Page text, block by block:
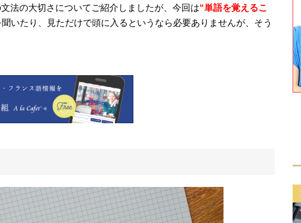
法の大切さについてご紹介しましたが、今回は“単語を覚えるこ
いたり、見ただけで頭に入るというなら必要ありませんが、そう